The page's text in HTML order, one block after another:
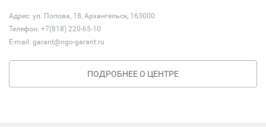
Адрес: ул. Попова, 18, Архангельск, 163000
Телефон: +7(818) 220-65-10
E-mail: garant@ngo-garant.ru
ПОДРОБНЕЕ О ЦЕНТРЕ